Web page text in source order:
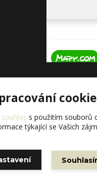
souhlas s použitím souborů
týkající se Vašich